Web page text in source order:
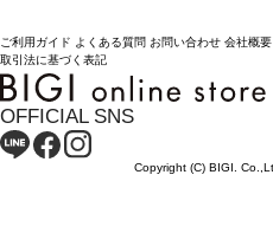
ご利用ガイド よくある質問 お問い合わせ 会社概要
取引法に基づく表記
OFFICIAL SNS
Copyright (C) BIGI.